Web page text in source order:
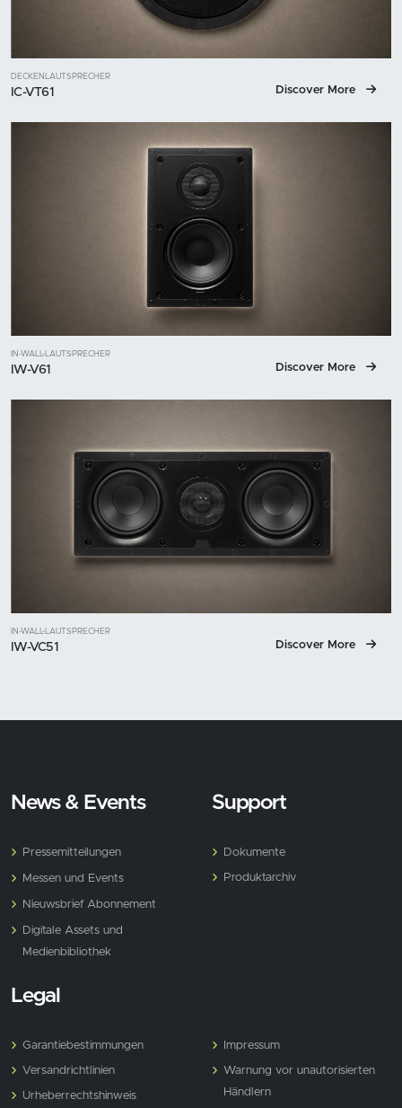
DECKENLAUTSPRECHER
IC-VT61 Discover More
IN-WALL-LAUTSPRECHER
IW-V61 Discover More
IN-WALL-LAUTSPRECHER
IW-VC51 Discover More
News & Events
Pressemitteilungen
Messen und Events
Nieuwsbrief Abonnement
Digitale Assets und
Medienbibliothek
Support
Dokumente
Produktarchiv
Legal
Garantiebestimmungen
Versandrichtlinien
Urheberrechtshinweis
Impressum
Warnung vor unautorisierten
Händlern